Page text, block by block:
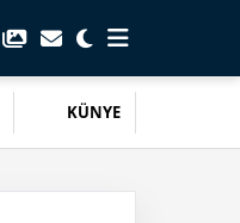
KÜNYE